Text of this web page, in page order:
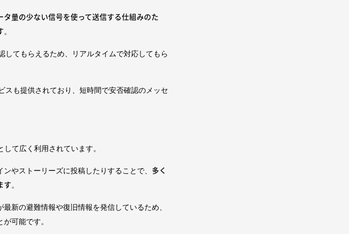
タ量の少ない信号を使って送信する仕組みのた
。
してもらえるため、リアルタイムで対応してもら
も提供されており、短時間で安否確認のメッセ
て広く利用されています。
やストーリーズに投稿したりすることで、 多く
す。
新の避難情報や復旧情報を発信しているため、
可能です。